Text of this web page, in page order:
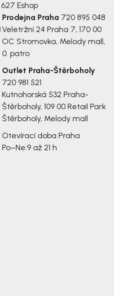
Eshop
Prodejna Praha 720 895 048
Veletržní 24 Praha 7, 170 00
OC Stromovka, Melody mall,
0. patro
Outlet Praha-Štěrboholy
720 981 521
Kutnohorská 532 Praha-
Štěrboholy, 109 00 Retail Park
Štěrboholy, Melody mall
Otevírací doba Praha
Po–Ne:9 až 21 h